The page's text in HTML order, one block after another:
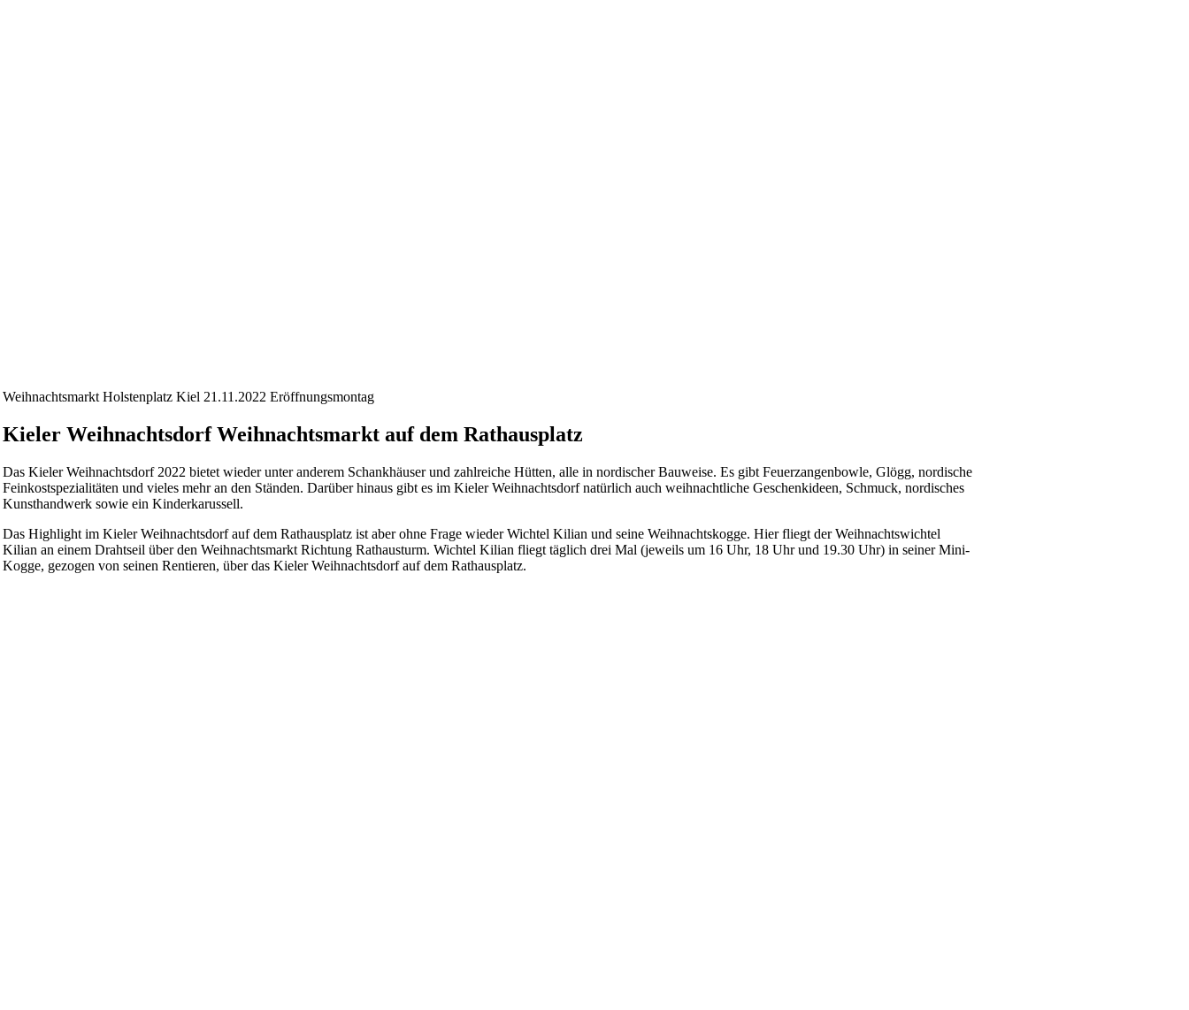
Weihnachtsmarkt Holstenplatz Kiel 21.11.2022 Eröffnungsmontag
Kieler Weihnachtsdorf Weihnachtsmarkt auf dem Rathausplatz
Das Kieler Weihnachtsdorf 2022 bietet wieder unter anderem Schankhäuser und zahlreiche Hütten, alle in nordischer Bauweise. Es gibt Feuerzangenbowle, Glögg, nordische
Feinkostspezialitäten und vieles mehr an den Ständen. Darüber hinaus gibt es im Kieler Weihnachtsdorf natürlich auch weihnachtliche Geschenkideen, Schmuck, nordisches
Kunsthandwerk sowie ein Kinderkarussell.
Das Highlight im Kieler Weihnachtsdorf auf dem Rathausplatz ist aber ohne Frage wieder Wichtel Kilian und seine Weihnachtskogge. Hier fliegt der Weihnachtswichtel
Kilian an einem Drahtseil über den Weihnachtsmarkt Richtung Rathausturm. Wichtel Kilian fliegt täglich drei Mal (jeweils um 16 Uhr, 18 Uhr und 19.30 Uhr) in seiner Mini-
Kogge, gezogen von seinen Rentieren, über das Kieler Weihnachtsdorf auf dem Rathausplatz.